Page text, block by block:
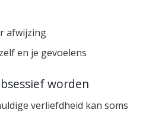
afwijzing
en je gevoelens
worden
verliefdheid kan soms